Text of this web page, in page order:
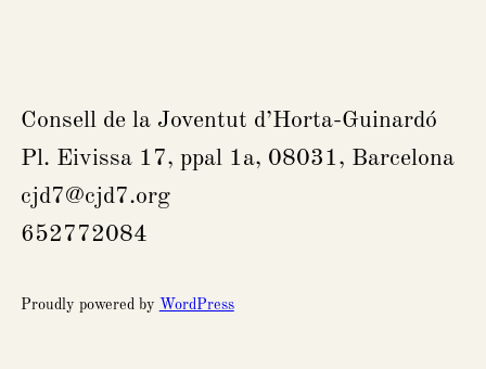
Consell de la Joventut d’Horta-Guinardó
Pl. Eivissa 17, ppal 1a, 08031, Barcelona
cjd7@cjd7.org
652772084
Proudly powered by WordPress